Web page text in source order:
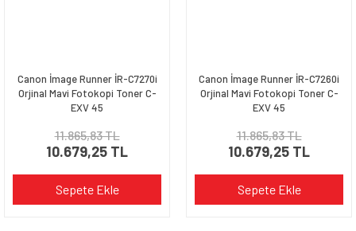
Canon İmage Runner İR-C7270i
Orjinal Mavi Fotokopi Toner C-
EXV 45
11.865,83 TL
10.679,25 TL
Sepete Ekle
Canon İmage Runner İR-C7260i
Orjinal Mavi Fotokopi Toner C-
EXV 45
11.865,83 TL
10.679,25 TL
Sepete Ekle